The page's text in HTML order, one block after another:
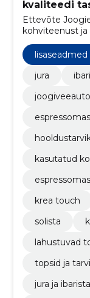
kvaliteedi
Ettevõte
kohviteenust
lisaseadmed
jura
kasutatud
krea touch
solista
lahustuvad
topsid ja
jura ja